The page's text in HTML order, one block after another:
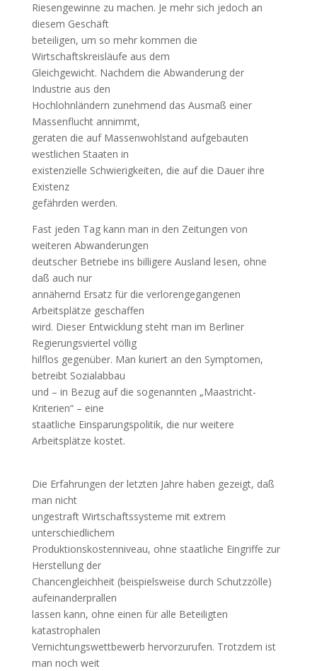
Riesengewinne zu machen. Je mehr sich jedoch an
diesem Geschäft
beteiligen, um so mehr kommen die
Wirtschaftskreisläufe aus dem
Gleichgewicht. Nachdem die Abwanderung der
Industrie aus den
Hochlohnländern zunehmend das Ausmaß einer
Massenflucht annimmt,
geraten die auf Massenwohlstand aufgebauten
westlichen Staaten in
existenzielle Schwierigkeiten, die auf die Dauer ihre
Existenz
gefährden werden.
Fast jeden Tag kann man in den Zeitungen von
weiteren Abwanderungen
deutscher Betriebe ins billigere Ausland lesen, ohne
daß auch nur
annähernd Ersatz für die verlorengegangenen
Arbeitsplätze geschaffen
wird. Dieser Entwicklung steht man im Berliner
Regierungsviertel völlig
hilflos gegenüber. Man kuriert an den Symptomen,
betreibt Sozialabbau
und – in Bezug auf die sogenannten „Maastricht-
Kriterien“ – eine
staatliche Einsparungspolitik, die nur weitere
Arbeitsplätze kostet.
Die Erfahrungen der letzten Jahre haben gezeigt, daß
man nicht
ungestraft Wirtschaftssysteme mit extrem
unterschiedlichem
Produktionskostenniveau, ohne staatliche Eingriffe zur
Herstellung der
Chancengleichheit (beispielsweise durch Schutzzölle)
aufeinanderprallen
lassen kann, ohne einen für alle Beteiligten
katastrophalen
Vernichtungswettbewerb hervorzurufen. Trotzdem ist
man noch weit